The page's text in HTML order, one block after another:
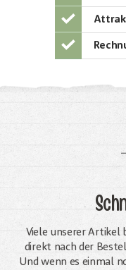
Viele unserer Artikel
direkt nach der
Und wenn es einmal